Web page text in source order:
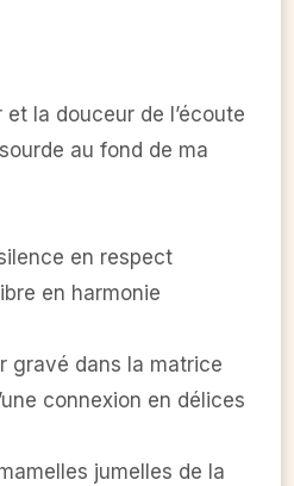
et la douceur de l’écoute
au fond de ma
en respect
en harmonie
gravé dans la matrice
connexion en délices
jumelles de la